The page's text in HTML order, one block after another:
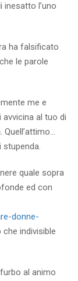
l’uno
ha falsificato
le parole
me e
al tuo di
stupenda.
quale sopra
ed con
donne-
indivisible
al animo